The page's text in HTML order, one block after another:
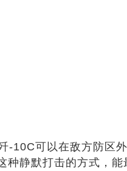
-10C可以在敌方防
静默打击的方式，能